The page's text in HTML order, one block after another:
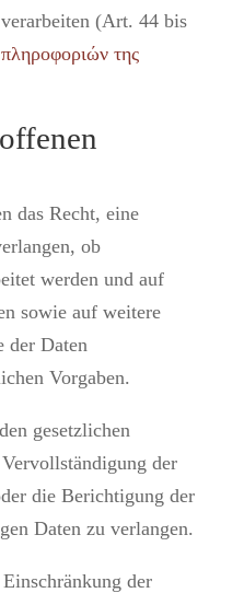
(Art. 44 bis
της
das Recht, eine
ob
werden und auf
sowie auf weitere
der Daten
Vorgaben.
gesetzlichen
der
die Berichtigung der
Daten zu verlangen.
der